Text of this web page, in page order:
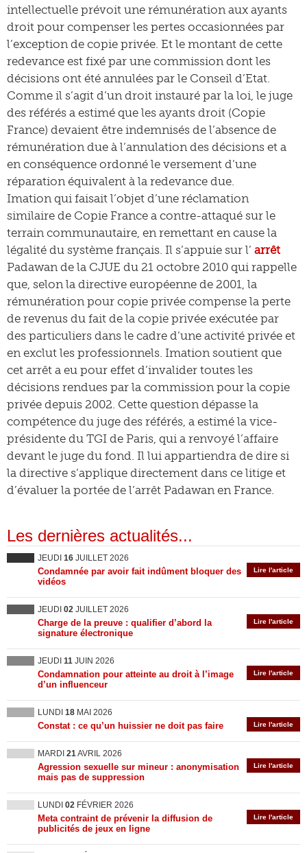
intellectuelle prévoit une rémunération aux ayants
droit pour compenser les pertes occasionnées par
l’exception de copie privée. Et le montant de cette
redevance est fixé par une commission dont les
décisions ont été annulées par le Conseil d’Etat.
Comme il s’agit d’un droit instauré par la loi, le juge
des référés a estimé que les ayants droit (Copie
France) devaient être indemnisés de l’absence de
rémunération due à l’annulation des décisions et a
en conséquence ordonné le versement d’une
réparation équivalent à la redevance due.
Imation qui faisait l’objet d’une réclamation
similaire de Copie France a contre-attaqué sur le
terrain communautaire, en remettant en cause la
légalité du système français. Il s’appuie sur l’ arrêt
Padawan de la CJUE du 21 octobre 2010 qui rappelle
que, selon la directive européenne de 2001, la
rémunération pour copie privée compense la perte
de revenus du fait de la copie privée exécutée par
des particuliers dans le cadre d’une activité privée et
en exclut les professionnels. Imation soutient que
cet arrêt a eu pour effet d’invalider toutes les
décisions rendues par la commission pour la copie
privée depuis 2002. Cette question dépasse la
compétence du juge des référés, a estimé la vice-
présidente du TGI de Paris, qui a renvoyé l’affaire
devant le juge du fond. Il lui appartiendra de dire si
la directive s’applique directement dans ce litige et
d’évaluer la portée de l’arrêt Padawan en France.
Les dernières actualités...
JEUDI 16 JUILLET 2026
Lire l'article
Condamnée par avoir fait indûment bloquer des
vidéos
JEUDI 02 JUILLET 2026
Lire l'article
Charge de la preuve : qualifier d’abord la
signature électronique
JEUDI 11 JUIN 2026
Lire l'article
Condamnation pour atteinte au droit à l’image
d’un influenceur
LUNDI 18 MAI 2026
Lire l'article
Constat : ce qu’un huissier ne doit pas faire
MARDI 21AVRIL 2026
Lire l'article
Agression sexuelle sur mineur : anonymisation
mais pas de suppression
LUNDI 02 FÉVRIER 2026
Lire l'article
Meta contraint de prévenir la diffusion de
publicités de jeux en ligne